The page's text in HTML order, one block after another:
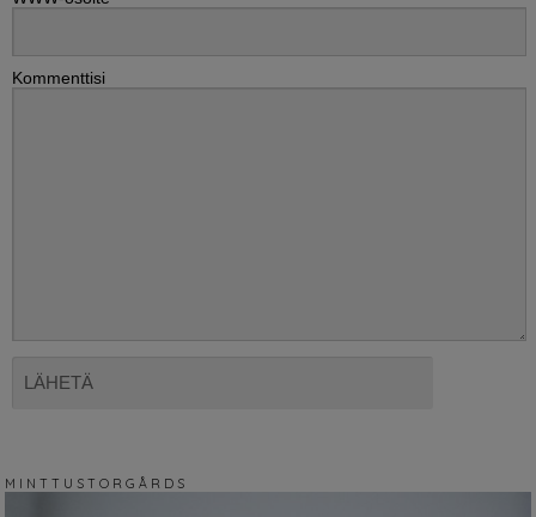
Kommenttisi
M I N T T U S T O R G Å R D S